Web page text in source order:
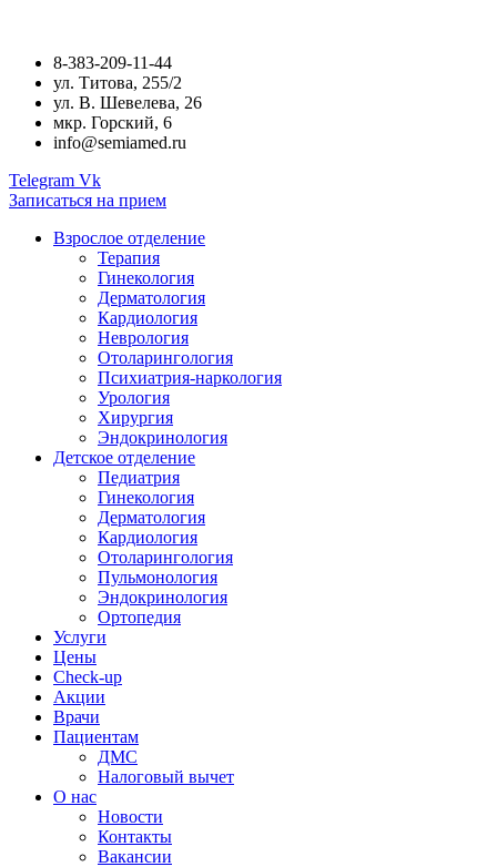
8-383-209-11-44
ул. Титова, 255/2
ул. В. Шевелева, 26
мкр. Горский, 6
info@semiamed.ru
Telegram Vk
Записаться на прием
Взрослое отделение
Терапия
Гинекология
Дерматология
Кардиология
Неврология
Отоларингология
Психиатрия-наркология
Урология
Хирургия
Эндокринология
Детское отделение
Педиатрия
Гинекология
Дерматология
Кардиология
Отоларингология
Пульмонология
Эндокринология
Ортопедия
Услуги
Цены
Check-up
Акции
Врачи
Пациентам
ДМС
Налоговый вычет
О нас
Новости
Контакты
Вакансии